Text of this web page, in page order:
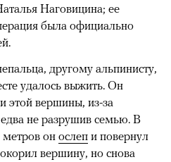
Наговицина; ее
была официально
другому альпинисту,
удалось выжить. Он
этой вершины, из-за
не разрушив семью. В
метров он ослеп и повернул
вершину, но снова